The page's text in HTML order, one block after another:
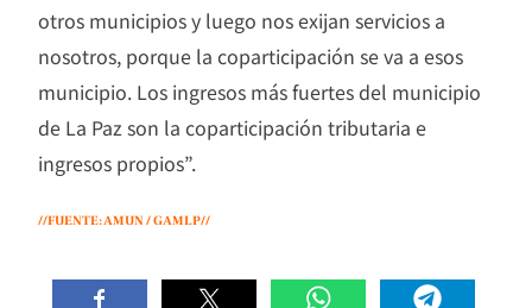
otros municipios y luego nos exijan servicios a
nosotros, porque la coparticipación se va a esos
municipio. Los ingresos más fuertes del municipio
de La Paz son la coparticipación tributaria e
ingresos propios”.
//FUENTE: AMUN / GAMLP//